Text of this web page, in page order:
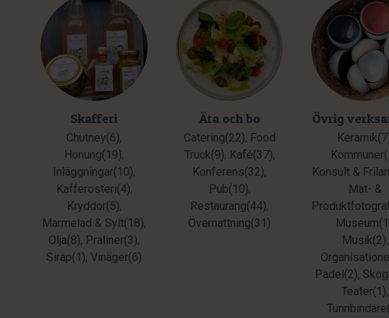
Skafferi
Chutney(6),
Honung(19),
Inläggningar(10),
Kafferosteri(4),
Kryddor(5),
Marmelad & Sylt(18),
Olja(8), Praliner(3),
Sirap(1), Vinäger(6)
Äta och bo
Catering(22), Food
Truck(9), Kafé(37),
Konferens(32),
Pub(10),
Restaurang(44),
Övernattning(31)
Övrig
Konsult &
Mat- &
Musik(2),
Padel(2),
Teater(1),